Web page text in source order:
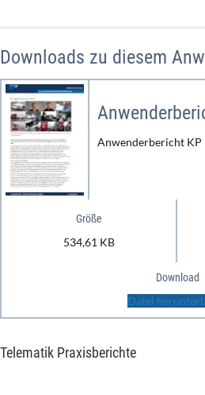
Downloads zu diesem
Anwenderbericht KP
Größe
534,61 KB
Download
Datei
Telematik Praxisberichte